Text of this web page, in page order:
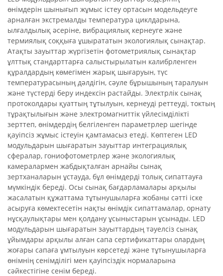
өнімдерін шынығып жұмыс істеу ортасын модельдеуге
арналған экстремалды температура циклдарына,
ылғалдылық әсеріне, вибрациялық кернеуге және
термиялық соққыға ұшырататын экологиялық сынақтар.
Атақты зауыттар жүргізетін фотометриялық сынақтар
ұлттық стандарттарға салыстырылатын калибрленген
құралдардың көмегімен жарық шығаруын, түс
температурасының дәлдігін, сәуле бұрышының таралуын
және түстерді беру индексін растайды. Электрлік сынақ
протоколдары қуаттың тұтылуын, кернеуді реттеуді, токтың
тұрақтылығын және электромагниттік үйлесімділікті
зерттеп, өнімдердің белгіленген параметрлер шегінде
қауіпсіз жұмыс істеуін қамтамасыз етеді. Көптеген LED
модульдарын шығаратын зауыттар интеграциялық
сфералар, гониофотометрлер және экологиялық
камералармен жабдықталған арнайы сынақ
зертханаларын ұстауда, бұл өнімдерді толық сипаттауға
мүмкіндік береді. Осы сынақ бағдарламалары арқылы
жасалатын құжаттама тұтынушыларға жобаны сәтті іске
асыруға көмектесетін нақты өнімдік сипаттамалар, орнату
нұсқаулықтары мен қолдану ұсыныстарын ұсынады. LED
модульдарын шығаратын зауыттардың тәуелсіз сынақ
ұйымдары арқылы алған сапа сертификаттары олардың
жоғары сапаға ұмтылуын көрсетеді және тұтынушыларға
өнімнің сенімділігі мен қауіпсіздік нормаларына
сәйкестігіне сенім береді.